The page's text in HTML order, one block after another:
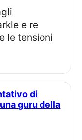
e re
le tensioni
guru della